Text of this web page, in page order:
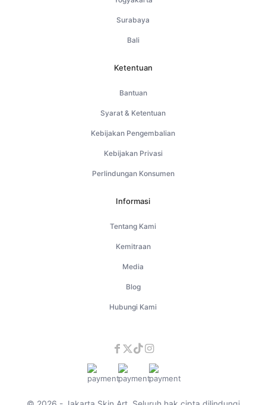
Surabaya
Bali
Ketentuan
Bantuan
Syarat & Ketentuan
Kebijakan Pengembalian
Kebijakan Privasi
Perlindungan Konsumen
Informasi
Tentang Kami
Kemitraan
Media
Blog
Hubungi Kami